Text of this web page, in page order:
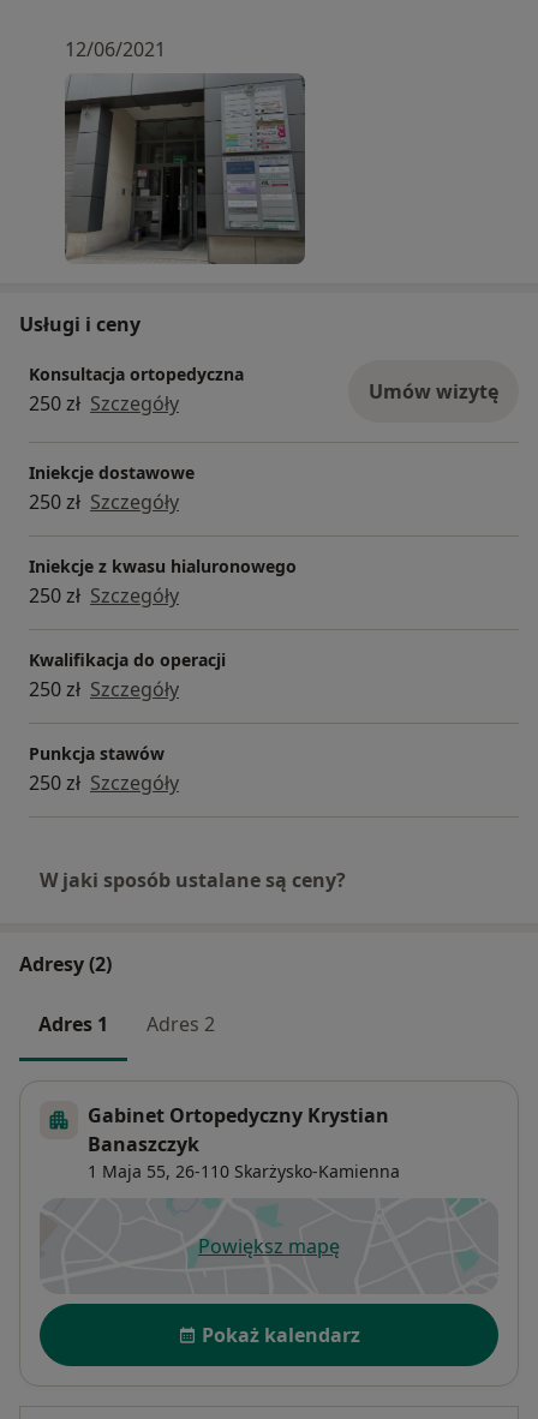
12/06/2021
Usługi i ceny
Konsultacja ortopedyczna
250 zł Szczegóły Umów wizytę
Iniekcje dostawowe
250 zł Szczegóły
Iniekcje z kwasu hialuronowego
250 zł Szczegóły
Kwalifikacja do operacji
250 zł Szczegóły
Punkcja stawów
250 zł Szczegóły
W jaki sposób ustalane są ceny?
Adresy (2)
Adres 1 Adres 2
Gabinet Ortopedyczny Krystian
Banaszczyk
1 Maja 55, 26-110 Skarżysko-Kamienna
Powiększ mapęotwiera się w nowej karcie
Dostępność
Pokaż kalendarz